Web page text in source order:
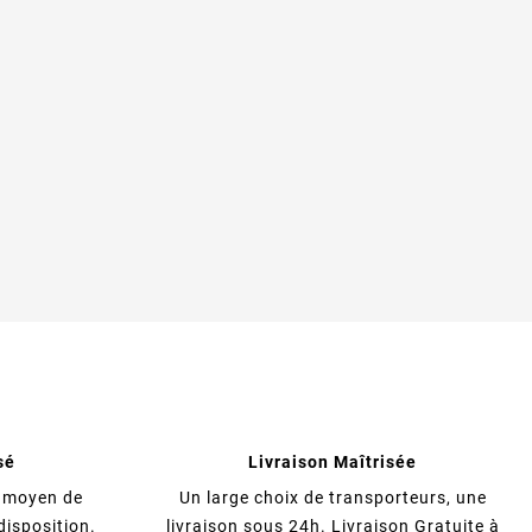
de
Livraison Maîtrisée
Un large choix de transporteurs, une
livraison sous 24h. Livraison Gratuite à